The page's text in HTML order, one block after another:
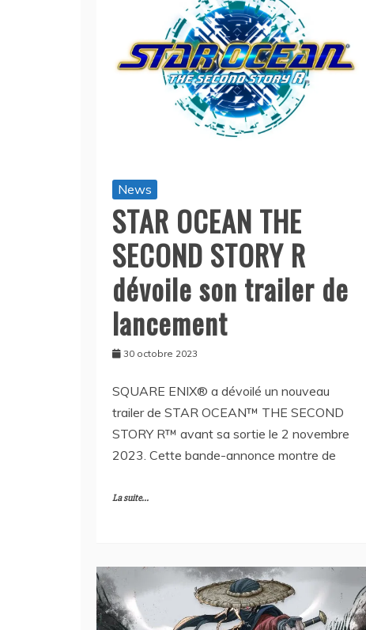
News
STAR OCEAN THE
SECOND STORY R
dévoile son trailer de
lancement
30 octobre 2023
SQUARE ENIX® a dévoilé un nouveau
trailer de STAR OCEAN™ THE SECOND
STORY R™ avant sa sortie le 2 novembre
2023. Cette bande-annonce montre de
La suite...